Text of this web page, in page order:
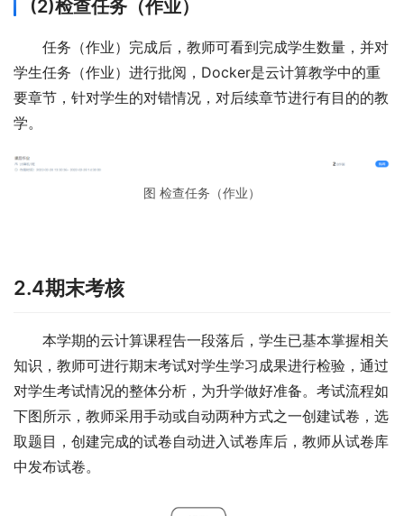
(2)检查任务（作业）
任务（作业）完成后，教师可看到完成学生数量，并对
学生任务（作业）进行批阅，Docker是云计算教学中的重
要章节，针对学生的对错情况，对后续章节进行有目的的教
学。
图 检查任务（作业）
2.4期末考核
本学期的云计算课程告一段落后，学生已基本掌握相关
知识，教师可进行期末考试对学生学习成果进行检验，通过
对学生考试情况的整体分析，为升学做好准备。考试流程如
下图所示，教师采用手动或自动两种方式之一创建试卷，选
取题目，创建完成的试卷自动进入试卷库后，教师从试卷库
中发布试卷。